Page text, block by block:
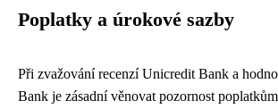
Poplatky a úrokové sazby
Při zvažování recenzí Unicredit Bank a
Bank je zásadní věnovat pozornost